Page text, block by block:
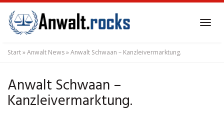
to
main
content
Start»Anwalt News»Anwalt Schwaan – Kanzleivermarktung.
Anwalt Schwaan –
Kanzleivermarktung.